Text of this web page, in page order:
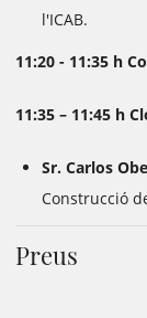
l'ICAB.
11:20 - 11:35 h
11:35 – 11:45 h
Sr. Carlos
Construcció
Preus